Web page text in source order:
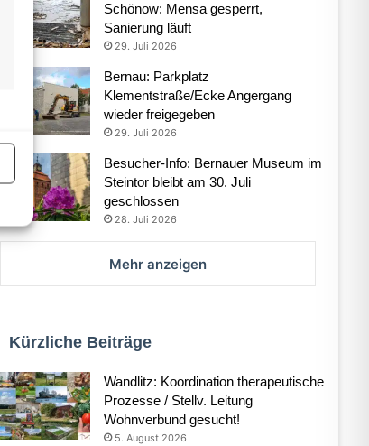
Schönow: Mensa gesperrt,
Sanierung läuft
29. Juli 2026
Bernau: Parkplatz
Klementstraße/Ecke Angergang
wieder freigegeben
29. Juli 2026
Besucher-Info: Bernauer Museum im
Steintor bleibt am 30. Juli
geschlossen
28. Juli 2026
Mehr anzeigen
Kürzliche Beiträge
Wandlitz: Koordination therapeutische
Prozesse / Stellv. Leitung
Wohnverbund gesucht!
5. August 2026